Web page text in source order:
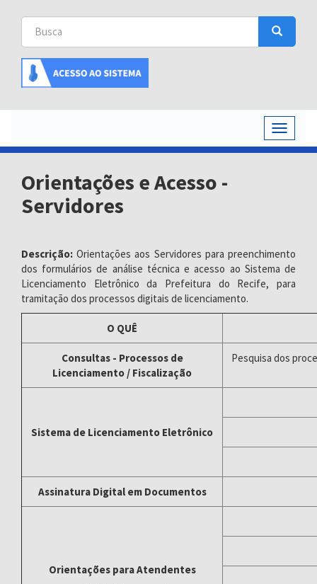
Buscar
Busca
Busca
Toggle
Orientações e Acesso -
Servidores
Descrição:Orientações aos Servidores para preenchimento
dos formulários de análise técnica e acesso ao Sistema de
Licenciamento Eletrônico da Prefeitura do Recife, para
tramitação dos processos digitais de licenciamento.
O QUÊ
Consultas - Processos de
Licenciamento / Fiscalização
Pesquisa dos
Sistema de Licenciamento Eletrônico
Assinatura Digital em Documentos
Orientações para Atendentes